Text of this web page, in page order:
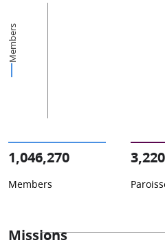
Members
1,046,270
Members
3,220
Missions